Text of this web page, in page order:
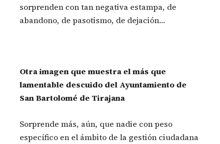
sorprenden con tan negativa estampa, de
abandono, de pasotismo, de dejación…
Otra imagen que muestra el más que
lamentable descuido del Ayuntamiento de
San Bartolomé de Tirajana
Sorprende más, aún, que nadie con peso
específico en el ámbito de la gestión ciudadana